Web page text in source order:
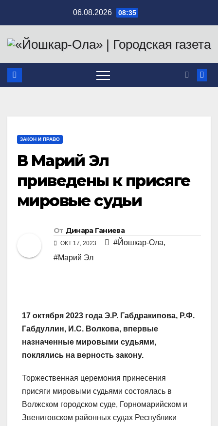
содержимому
06.08.2026 08:35
ЗАКОН И ПРАВО
В Марий Эл
приведены к присяге
мировые судьи
От Динара Ганиева
ОКТ 17, 2023 #Йошкар-Ола,
#Марий Эл
17 октября 2023 года Э.Р. Габдракипова, Р.Ф.
Габдуллин, И.С. Волкова, впервые
назначенные мировыми судьями,
поклялись на верность закону.
Торжественная церемония принесения
присяги мировыми судьями состоялась в
Волжском городском суде, Горномарийском и
Звениговском районных судах Республики